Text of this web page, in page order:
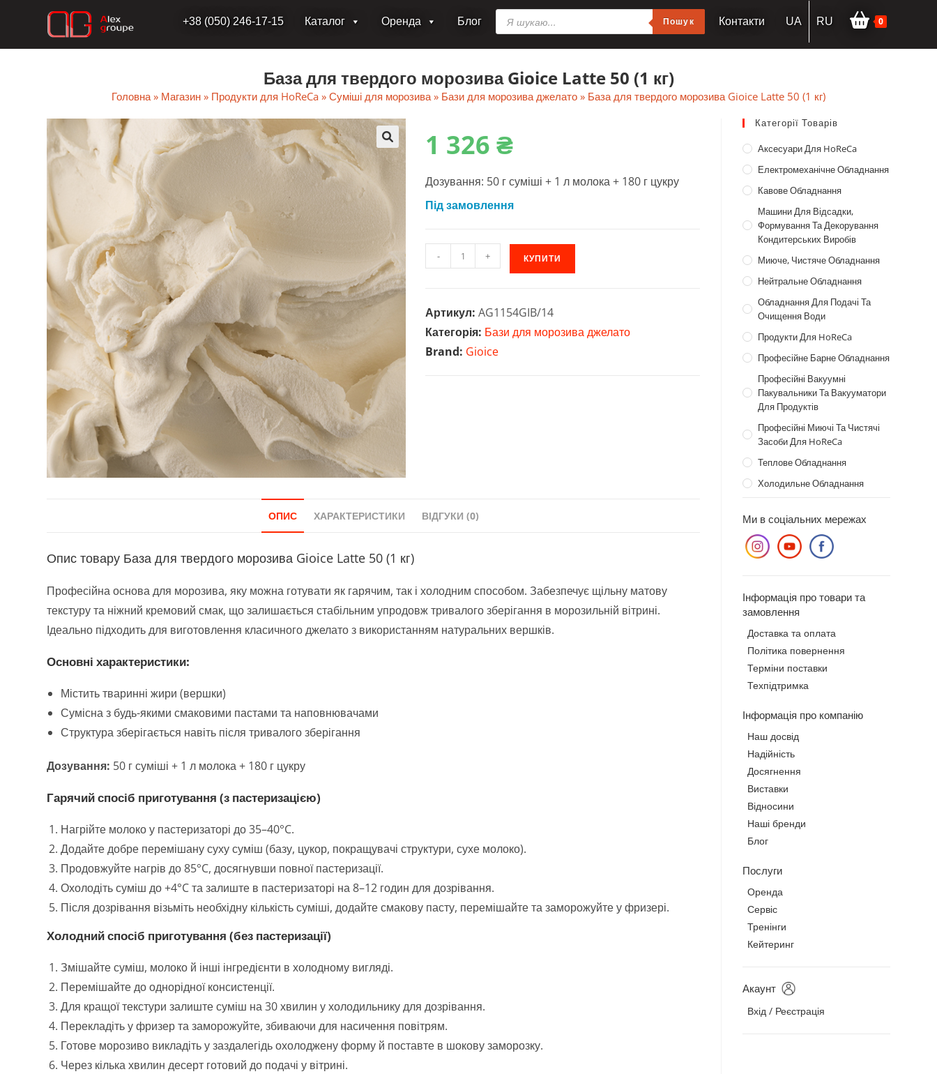
+38 (050) 246-17-15 Каталог Оренда Блог
Пошук
товарів Пошук Контакти UA RU 0
База для твердого морозива Gioice Latte 50 (1 кг)
Головна» Магазин » Продукти для HoReCa » Суміші для морозива» Бази для морозива джелато » База для твердого морозива Gioice Latte 50 (1 кг)
🔍 1‎ 326₴
Дозування: 50 г суміші + 1 л молока + 180 г цукру
Під замовлення
для
Gioice
Latte
50
- + КУПИТИ
Артикул:AG1154GIB/14
Категорія: Бази для морозива джелато
Brand: Gioice
ОПИС ХАРАКТЕРИСТИКИ ВІДГУКИ (0)
Опис товару База для твердого морозива Gioice Latte 50 (1 кг)
Професійна основа для морозива, яку можна готувати як гарячим, так і холодним способом. Забезпечує щільну матову
текстуру та ніжний кремовий смак, що залишається стабільним упродовж тривалого зберігання в морозильній вітрині.
Ідеально підходить для виготовлення класичного джелато з використанням натуральних вершків.
Основні характеристики:
Містить тваринні жири (вершки)
Сумісна з будь-якими смаковими пастами та наповнювачами
Структура зберігається навіть після тривалого зберігання
Дозування: 50 г суміші + 1 л молока + 180 г цукру
Гарячий спосіб приготування (з пастеризацією)
Нагрійте молоко у пастеризаторі до 35–40°C.
Додайте добре перемішану суху суміш (базу, цукор, покращувачі структури, сухе молоко).
Продовжуйте нагрів до 85°C, досягнувши повної пастеризації.
Охолодіть суміш до +4°C та залиште в пастеризаторі на 8–12 годин для дозрівання.
Після дозрівання візьміть необхідну кількість суміші, додайте смакову пасту, перемішайте та заморожуйте у фризері.
Холодний спосіб приготування (без пастеризації)
Змішайте суміш, молоко й інші інгредієнти в холодному вигляді.
Перемішайте до однорідної консистенції.
Для кращої текстури залиште суміш на 30 хвилин у холодильнику для дозрівання.
Перекладіть у фризер та заморожуйте, збиваючи для насичення повітрям.
Готове морозиво викладіть у заздалегідь охолоджену форму й поставте в шокову заморозку.
Через кілька хвилин десерт готовий до подачі у вітрині.
Категорії Товарів
Аксесуари Для HoReCa
Електромеханічне Обладнання
Кавове Обладнання
Машини Для Відсадки,
Формування Та Декорування
Кондитерських Виробів
Миюче, Чистяче Обладнання
Нейтральне Обладнання
Обладнання Для Подачі Та
Очищення Води
Продукти Для HoReCa
Професійне Барне Обладнання
Професійні Вакуумні
Пакувальники Та Вакууматори
Для Продуктів
Професійні Миючі Та Чистячі
Засоби Для HoReCa
Теплове Обладнання
Холодильне Обладнання
Ми в соціальних мережах
Інформація про товари та
замовлення
Доставка та оплата
Політика повернення
Терміни поставки
Техпідтримка
Інформація про компанію
Наш досвід
Надійність
Досягнення
Виставки
Відносини
Наші бренди
Блог
Послуги
Оренда
Сервіс
Тренінги
Кейтеринг
Акаунт
Вхід / Реєстрація